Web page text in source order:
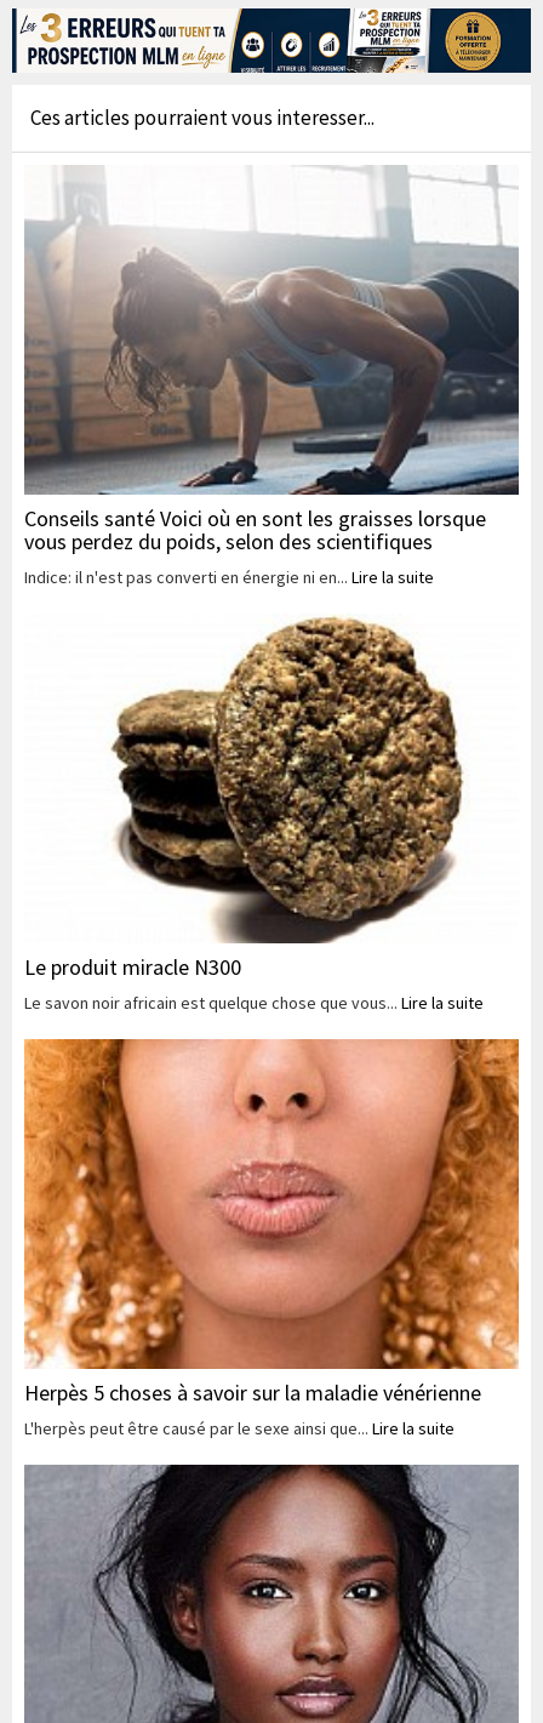
Ces articles pourraient vous interesser...
Conseils santé Voici où en sont les graisses lorsque
vous perdez du poids, selon des scientifiques
Indice: il n'est pas converti en énergie ni en... Lire la suite
Le produit miracle N300
Le savon noir africain est quelque chose que vous... Lire la suite
Herpès 5 choses à savoir sur la maladie vénérienne
L'herpès peut être causé par le sexe ainsi que... Lire la suite